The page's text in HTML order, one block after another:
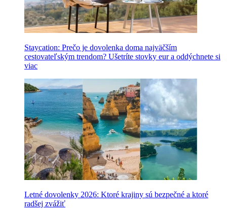
Staycation: Prečo je dovolenka doma najväčším
cestovateľským trendom? Ušetríte stovky eur a oddýchnete si
viac
Letné dovolenky 2026: Ktoré krajiny sú bezpečné a ktoré
radšej zvážiť